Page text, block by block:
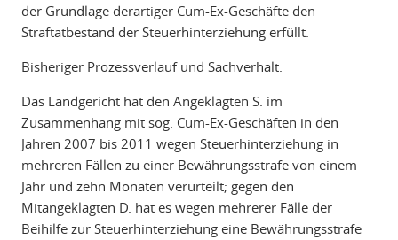
der Grundlage derartiger Cum-Ex-Geschäfte den
Straftatbestand der Steuerhinterziehung erfüllt.
Bisheriger Prozessverlauf und Sachverhalt:
Das Landgericht hat den Angeklagten S. im
Zusammenhang mit sog. Cum-Ex-Geschäften in den
Jahren 2007 bis 2011 wegen Steuerhinterziehung in
mehreren Fällen zu einer Bewährungsstrafe von einem
Jahr und zehn Monaten verurteilt; gegen den
Mitangeklagten D. hat es wegen mehrerer Fälle der
Beihilfe zur Steuerhinterziehung eine Bewährungsstrafe